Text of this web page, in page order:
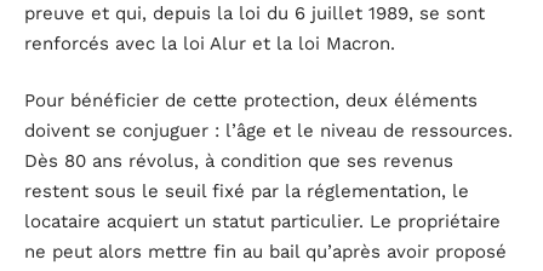
preuve et qui, depuis la loi du 6 juillet 1989, se sont
renforcés avec la loi Alur et la loi Macron.
Pour bénéficier de cette protection, deux éléments
doivent se conjuguer : l’âge et le niveau de ressources.
Dès 80 ans révolus, à condition que ses revenus
restent sous le seuil fixé par la réglementation, le
locataire acquiert un statut particulier. Le propriétaire
ne peut alors mettre fin au bail qu’après avoir proposé